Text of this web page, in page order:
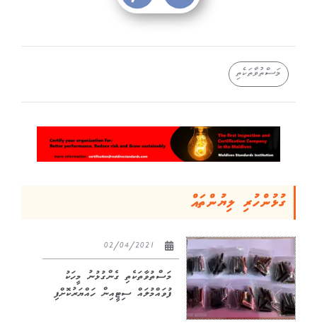
މަސްތުވާތަކެތި
ގުޅުންހުރި ލިޔުންތައް
މަސްތުވާތަކެތި ގެންގުޅުނު މީހަކު
ފުވައްމުލައް ސިޓީއިން ހައްޔަރުކޮށްފި